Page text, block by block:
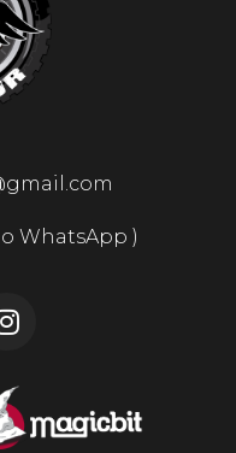
WhatsApp )